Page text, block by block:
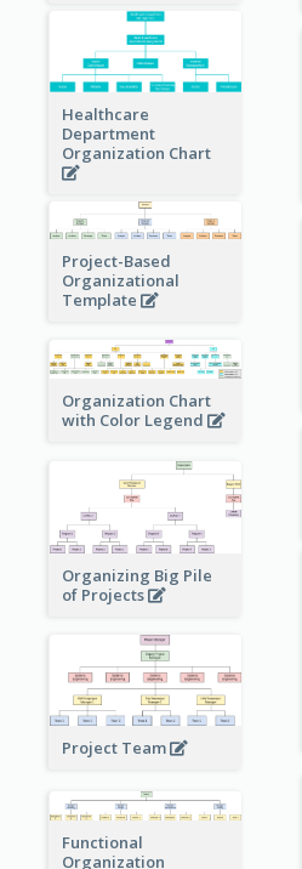
Healthcare
Department
Organization Chart
Project-Based
Organizational
Template
Organization Chart
with Color Legend
Organizing Big Pile
of Projects
Project Team
Functional
Organization